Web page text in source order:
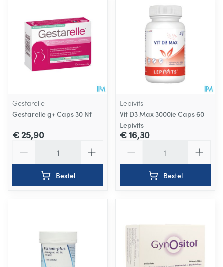
Gestarelle
Gestarelle g+ Caps 30 Nf
€ 25,90
Bestel
Lepivits
Vit D3 Max 3000ie Caps 60
Lepivits
€ 16,30
Bestel